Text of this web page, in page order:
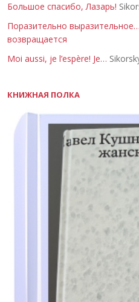
Большое спасибо, Лазарь!
Поразительно выразительное…
возвращается
Moi aussi, je l’espère! Je…
КНИЖНАЯ ПОЛКА